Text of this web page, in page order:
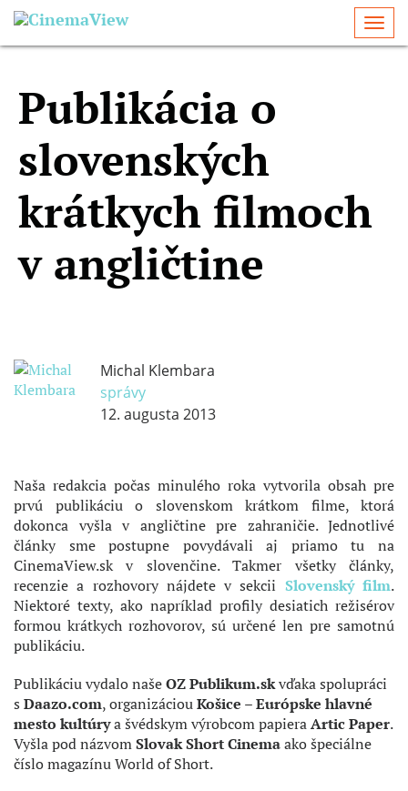
Publikácia o
slovenských
krátkych filmoch
v angličtine
Michal Klembara
správy
12. augusta 2013
Naša redakcia počas minulého roka vytvorila obsah pre
prvú publikáciu o slovenskom krátkom filme, ktorá
dokonca vyšla v angličtine pre zahraničie. Jednotlivé
články sme postupne povydávali aj priamo tu na
CinemaView.sk v slovenčine. Takmer všetky články,
recenzie a rozhovory nájdete v sekcii Slovenský film.
Niektoré texty, ako napríklad profily desiatich režisérov
formou krátkych rozhovorov, sú určené len pre samotnú
publikáciu.
Publikáciu vydalo našeOZ Publikum.skvďaka spolupráci
s Daazo.com, organizáciouKošice – Európske hlavné
mesto kultúrya švédskym výrobcom papieraArtic Paper.
Vyšla pod názvomSlovak Short Cinemaako špeciálne
číslo magazínu World of Short.